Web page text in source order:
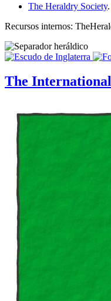
The Heraldry Society.
Recursos internos:
The